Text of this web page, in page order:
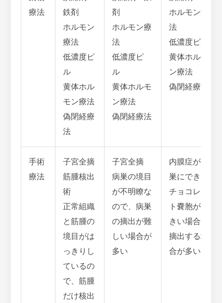
療法
鉄剤
ホルモン
療法
低濃度ピ
ル
黄体ホル
モン療法
偽閉経療
法
剤
ホルモン療
法
低濃度ピ
ル
黄体ホルモ
ン療法
偽閉経療法
ホルモン療
法
低濃度ピル
黄体ホルモ
ン療法
偽閉経療法
手術
療法
子宮全摘
筋腫核出
術
正常組織
と筋腫の
境目がは
っきりし
ているの
で、筋腫
だけ核出
子宮全摘
病巣の境目
が不明瞭な
ので、病巣
の摘出が難
しい場合が
多い
内膜症が卵
巣にできる
チョコレー
ト嚢胞が大
きい場合、
摘出する場
合が多い